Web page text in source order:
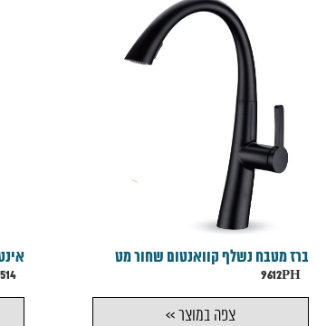
ברז מטבח נשלף קוואנטום שחור מט
9612PH
צפה במוצר >>
אינטרפוץ 4
HI-514